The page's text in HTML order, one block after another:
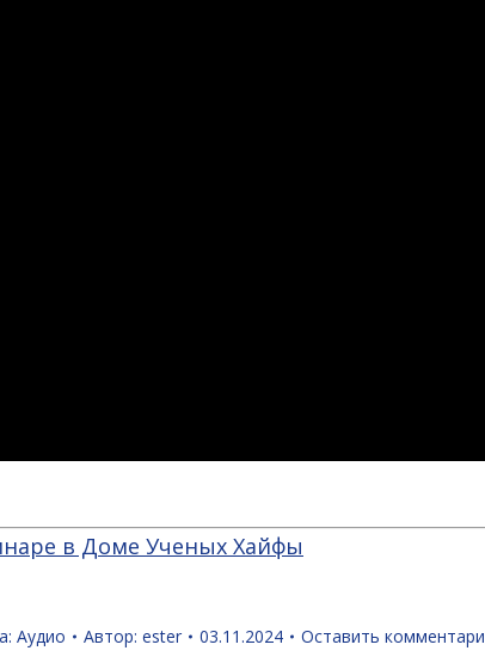
в Доме Ученых Хайфы
Аудио Автор: ester 03.11.2024 Оставить